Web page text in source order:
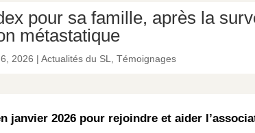
pour sa famille, après la
métastatique
2026 | Actualités du SL Témoignages
janvier 2026 pour rejoindre et aider